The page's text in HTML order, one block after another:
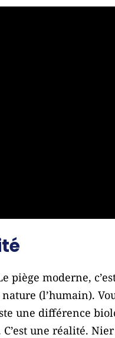
piège moderne,
(l’humain).
une différence
une réalité.